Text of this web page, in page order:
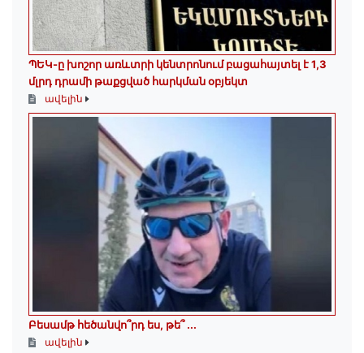
ՊԵԿ-ը խոշոր առևտրի կենտրոնում բացահայտել է 1,3
մլրդ դրամի թաքցված հարկման օբյեկտ
ավելին
Բեսամթ հեծանվո՞րդ ես, թե՞ ․․․
ավելին